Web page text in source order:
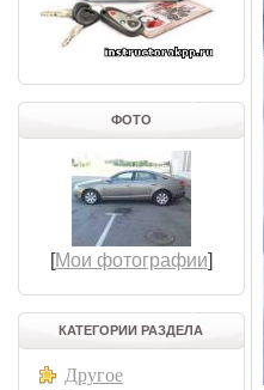
ФОТО
[Мои фотографии]
КАТЕГОРИИ РАЗДЕЛА
Другое